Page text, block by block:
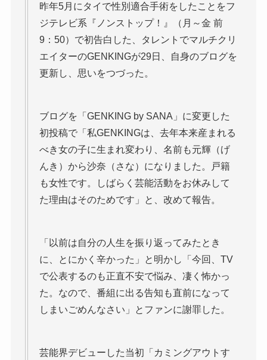
昨年5月にタイで性別適合手術をしたことをフ
ジテレビ系『ノンストップ！』（月～金 前
9：50）で初告白した、タレントでマルチクリ
エイターのGENKINGが29日、自身のブログを
更新し、思いをつづった。
ブログを「GENKING by SANA」に変更した
初投稿で「私GENKINGは、去年本来産まれる
べき女の子に生まれ変わり、名前も元輝（げ
んき）から沙奈（さな）になりました。戸籍
も女性です。しばらく芸能活動をお休みして
た理由はそのためです」と、改めて報告。
「以前は自分の人生を振り返ってみたとき
に、とにかく辛かった」と明かし「今回、TV
で公表するのも正直不安で悩み、凄く怖かっ
た。なので、番組に出る告知も直前になって
しまいごめんなさい」とファンに謝罪した。
芸能界デビューした当初「カミングアウトす